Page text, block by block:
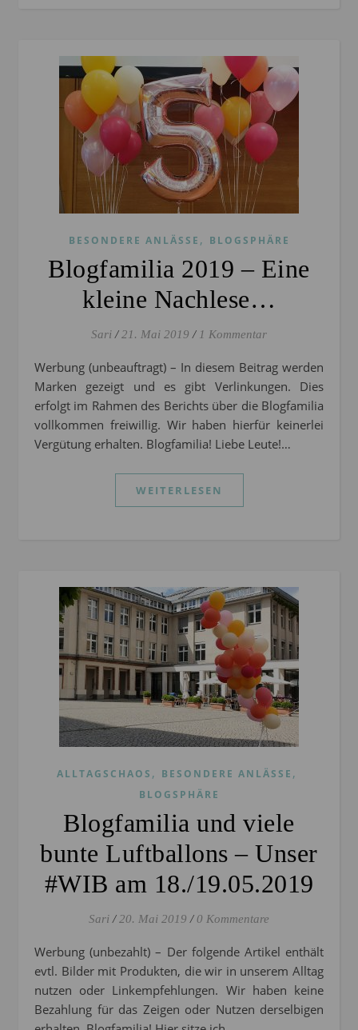
BESONDERE ANLÄSSE , BLOGSPHÄRE
Blogfamilia 2019 – Eine
kleine Nachlese…
Sari / 21. Mai 2019 / 1 Kommentar
Werbung (unbeauftragt) – In diesem Beitrag werden
Marken gezeigt und es gibt Verlinkungen. Dies
erfolgt im Rahmen des Berichts über die Blogfamilia
vollkommen freiwillig. Wir haben hierfür keinerlei
Vergütung erhalten. Blogfamilia! Liebe Leute!…
WEITERLESEN
ALLTAGSCHAOS , BESONDERE ANLÄSSE ,
BLOGSPHÄRE
Blogfamilia und viele
bunte Luftballons – Unser
#WIB am 18./19.05.2019
Sari / 20. Mai 2019 / 0 Kommentare
Werbung (unbezahlt) – Der folgende Artikel enthält
evtl. Bilder mit Produkten, die wir in unserem Alltag
nutzen oder Linkempfehlungen. Wir haben keine
Bezahlung für das Zeigen oder Nutzen derselbigen